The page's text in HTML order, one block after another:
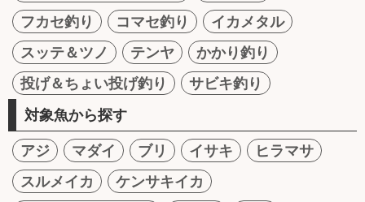
フカセ釣り
コマセ釣り
イカメタル
スッテ＆ツノ
テンヤ
かかり釣り
投げ＆ちょい投げ釣り
サビキ釣り
対象魚から探す
アジ マダイ ブリ イサキ
ヒラマサ
スルメイカ
ケンサキイカ